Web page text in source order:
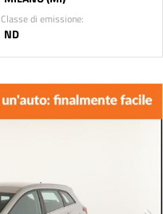
Classe di emissione:
ND